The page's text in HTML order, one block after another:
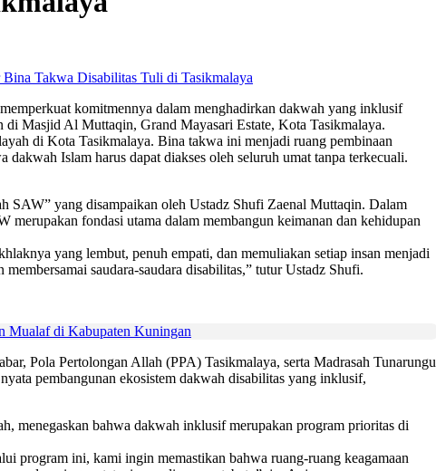
komitmennya dalam menghadirkan dakwah yang inklusif
Masjid Al Muttaqin, Grand Mayasari Estate, Kota Tasikmalaya.
di Kota Tasikmalaya. Bina takwa ini menjadi ruang pembinaan
dakwah Islam harus dapat diakses oleh seluruh umat tanpa terkecuali.
SAW” yang disampaikan oleh Ustadz Shufi Zaenal Muttaqin. Dalam
fondasi utama dalam membangun keimanan dan kehidupan
yang lembut, penuh empati, dan memuliakan setiap insan menjadi
saudara-saudara disabilitas,” tutur Ustadz Shufi.
Mualaf di Kabupaten Kuningan
Pola Pertolongan Allah (PPA) Tasikmalaya, serta Madrasah Tunarungu
pembangunan ekosistem dakwah disabilitas yang inklusif,
menegaskan bahwa dakwah inklusif merupakan program prioritas di
program ini, kami ingin memastikan bahwa ruang-ruang keagamaan